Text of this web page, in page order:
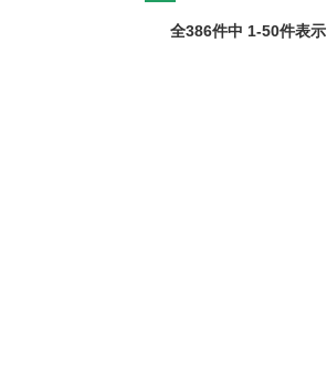
全386件中 1-50件表示